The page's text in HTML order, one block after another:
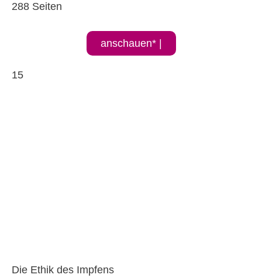
288 Seiten
anschauen* |
15
Die Ethik des Impfens